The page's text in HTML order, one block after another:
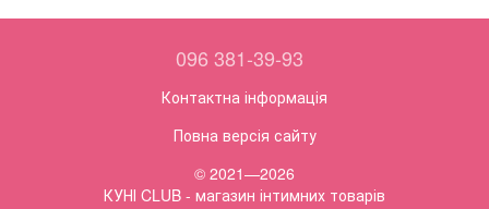
096 381-39-93
Контактна інформація
Повна версія сайту
© 2021—2026
КУНІ CLUB - магазин інтимних товарів